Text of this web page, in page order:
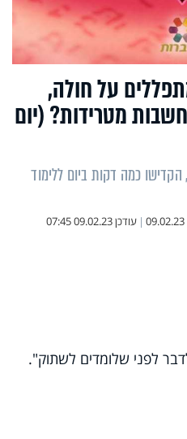
על חולה,
מטרידות? (יום
כמה דקות ביום ללימוד
09.02.23
| עודכן09.02.23 07:45
לפני שלומדים לשתוק".